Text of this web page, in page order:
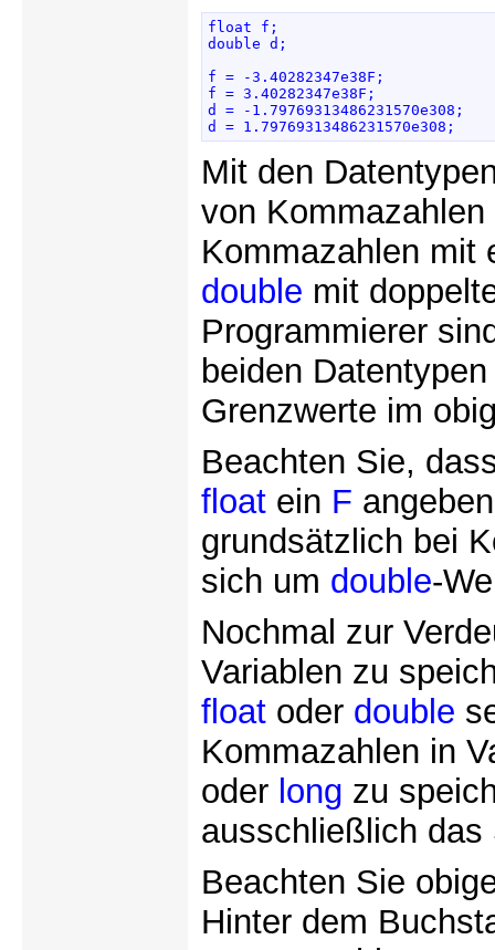
float f;
double d;
f = -3.40282347e38F;
f = 3.40282347e38F;
d = -1.79769313486231570e308;
d = 1.79769313486231570e308;
Mit den
von
Kommazahlen mit
double mit
Programmierer
beiden
Grenzwerte im
Beachten Sie,
float ein F
grundsätzlich bei
sich um double-
Nochmal zur
Variablen zu
float oder double
Kommazahlen in
oder long zu
ausschließlich
Beachten Sie
Hinter dem